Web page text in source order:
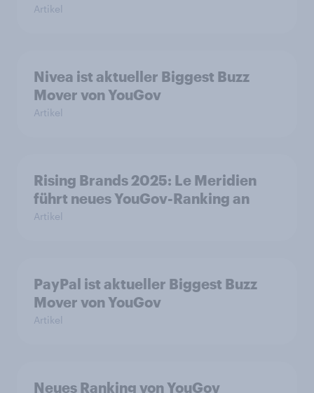
Artikel
Nivea ist aktueller Biggest Buzz
Mover von YouGov
Artikel
Rising Brands 2025: Le Meridien
führt neues YouGov-Ranking an
Artikel
PayPal ist aktueller Biggest Buzz
Mover von YouGov
Artikel
Neues Ranking von YouGov